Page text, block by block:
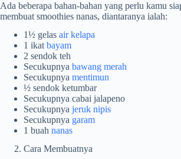
Ada beberapa bahan-bahan yang perlu kamu
membuat smoothies nanas, diantaranya ialah:
1½ gelas air kelapa
1 ikat bayam
2 sendok teh
Secukupnya bawang merah
Secukupnya mentimun
½ sendok ketumbar
Secukupnya cabai jalapeno
Secukupnya jeruk nipis
Secukupnya garam
1 buah nanas
Cara Membuatnya